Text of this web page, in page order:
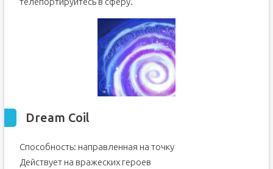
Dream Coil
Способность: направленная на точку
Действует на вражеских героев